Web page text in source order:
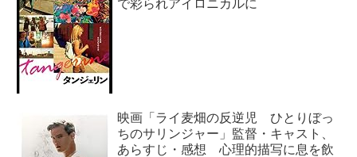
で彩られアイロニカルに
映画「ライ麦畑の反逆児 ひとりぼっ
ちのサリンジャー」監督・キャスト、
あらすじ・感想 心理的描写に息を飲